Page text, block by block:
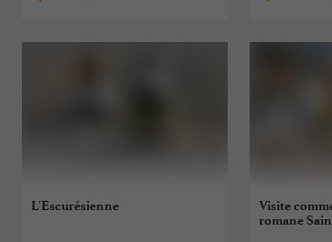
L'Escurésienne
Visite
romane